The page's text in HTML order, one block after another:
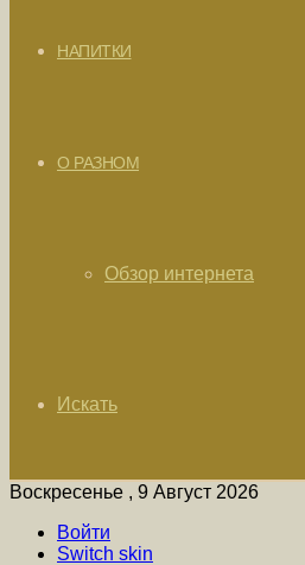
НАПИТКИ
О РАЗНОМ
Обзор интернета
Искать
Воскресенье , 9 Август 2026
Войти
Switch skin